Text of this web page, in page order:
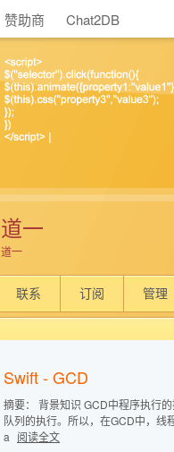
赞助商 Chat2DB
道一
道一
联系 订阅 管理
Swift - GCD
摘要： 背景知识 GCD中程序执行
队列的执行。所以，在GCD中，
a 阅读全文